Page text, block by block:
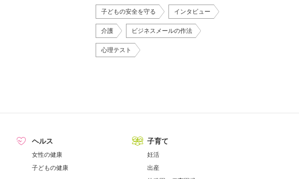
子どもの安全を守る インタビュー
介護 ビジネスメールの作法
心理テスト
ヘルス
女性の健康
子どもの健康
子育て
妊活
出産